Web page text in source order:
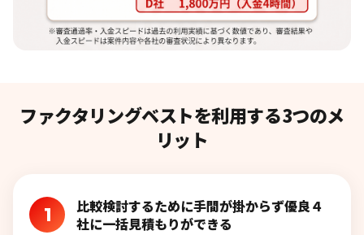
ファクタリングベストを利用する3つのメ
リット
1
比較検討するために手間が掛からず優良４
社に一括見積もりができる